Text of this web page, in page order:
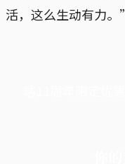
活，这么生动有力。”